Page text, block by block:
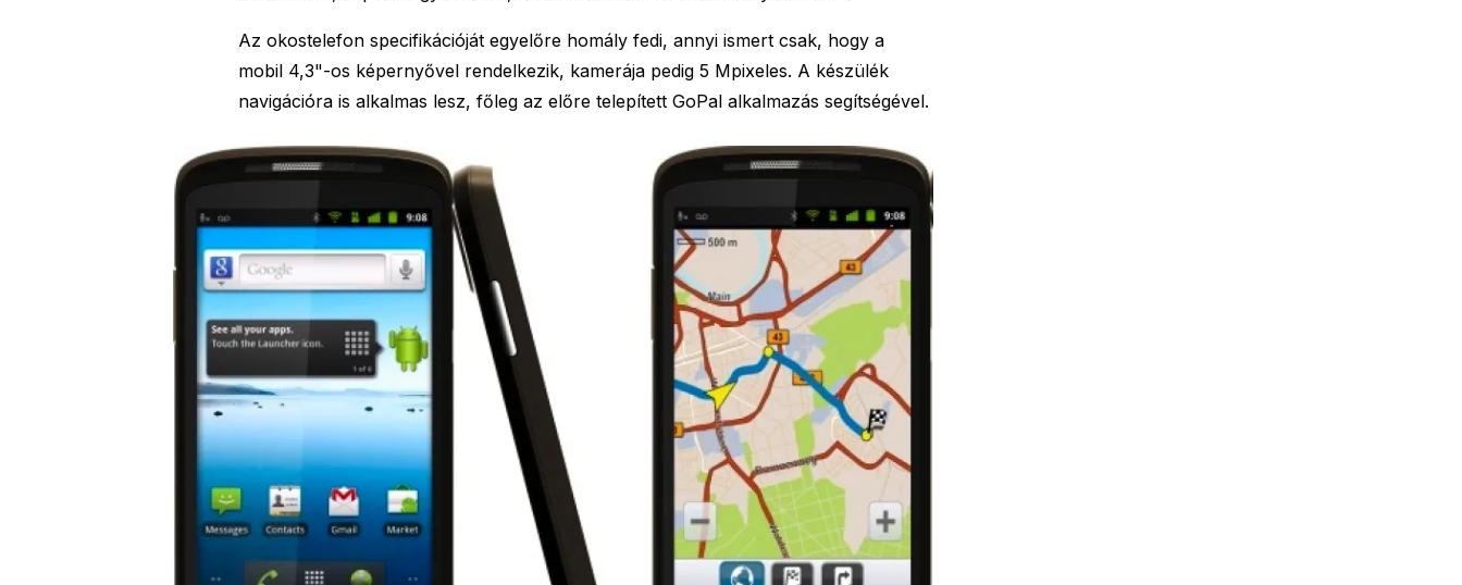
Az okostelefon specifikációját egyelőre homály fedi, annyi ismert csak, hogy a
mobil 4,3"-os képernyővel rendelkezik, kamerája pedig 5 Mpixeles. A készülék
navigációra is alkalmas lesz, főleg az előre telepített GoPal alkalmazás segítségével.